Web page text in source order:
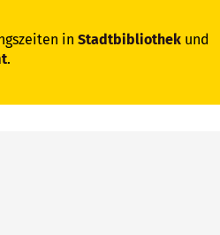
in Stadtbibliothek und
.